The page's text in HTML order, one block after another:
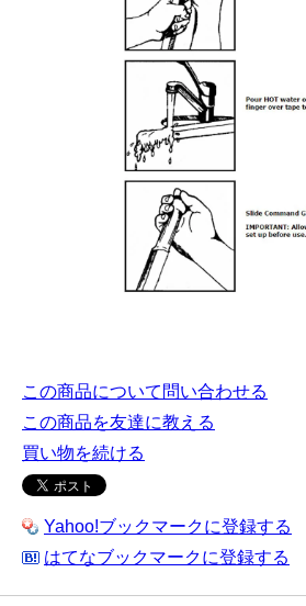
この商品について問い合わせる
この商品を友達に教える
買い物を続ける
Yahoo!ブックマークに登録する
はてなブックマークに登録する